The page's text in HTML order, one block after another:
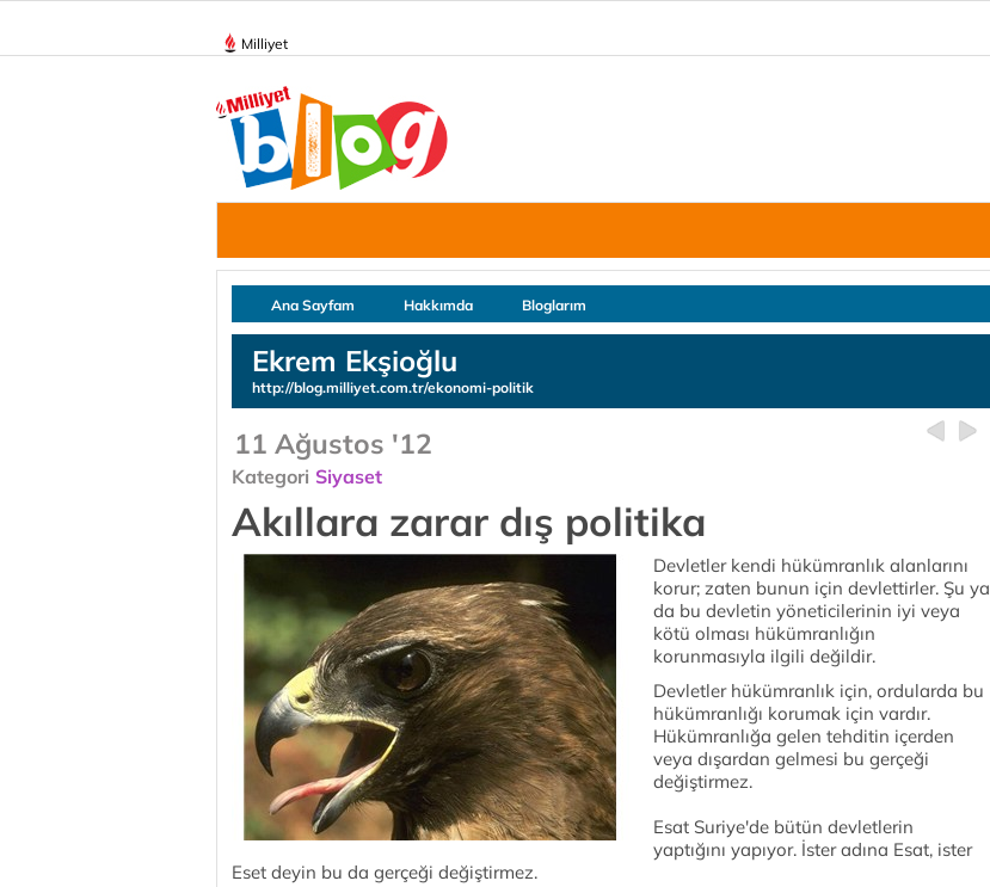
Milliyet
Ana Sayfam Hakkımda Bloglarım
Ekrem Ekşioğlu
http://blog.milliyet.com.tr/ekonomi-politik
11 Ağustos '12
Kategori Siyaset
Akıllara zarar dış politika
Devletler kendi hükümranlık alanlarını
korur; zaten bunun için devlettirler. Şu ya
da bu devletin yöneticilerinin iyi veya
kötü olması hükümranlığın
korunmasıyla ilgili değildir.
Devletler hükümranlık için, ordularda bu
hükümranlığı korumak için vardır.
Hükümranlığa gelen tehditin içerden
veya dışardan gelmesi bu gerçeği
değiştirmez.
Esat Suriye'de bütün devletlerin
yaptığını yapıyor. İster adına Esat, ister
Eset deyin bu da gerçeği değiştirmez.